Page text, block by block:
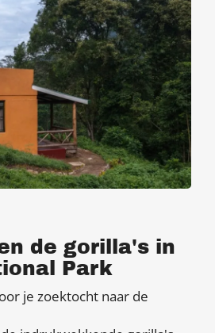
de gorilla's in
Park
je zoektocht naar de